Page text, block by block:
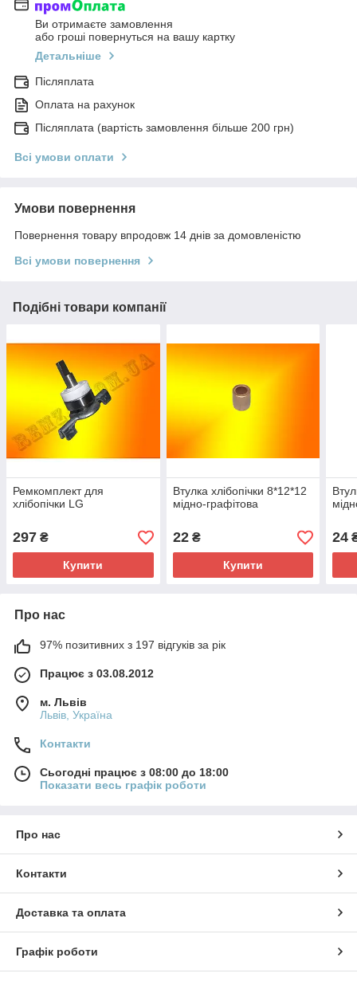
Ви отримаєте замовлення
або гроші повернуться на вашу картку
Детальніше
Післяплата
Оплата на рахунок
Післяплата (вартість замовлення більше 200 грн)
Всі умови оплати
Умови повернення
Повернення товару впродовж 14 днів за домовленістю
Всі умови повернення
Подібні товари компанії
Ремкомплект для
хлібопічки LG
297 ₴
Купити
Втулка хлібопічки 8*12*12
мідно-графітова
22₴
Купити
24
Про нас
97% позитивних з 197 відгуків за рік
Працює з 03.08.2012
м. Львів
Львів, Україна
Контакти
Сьогодні працює з 08:00 до 18:00
Показати весь графік роботи
Про нас
Контакти
Доставка та оплата
Графік роботи